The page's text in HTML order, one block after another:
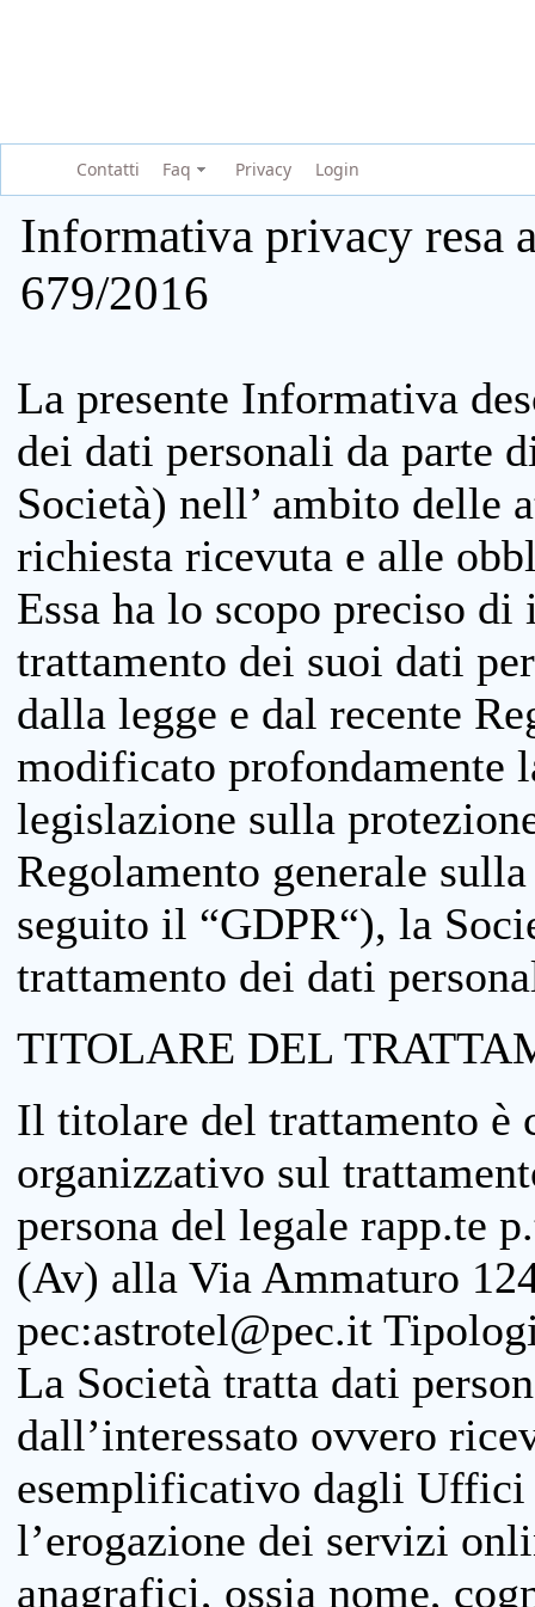
Contatti Faq Privacy Login
Informativa privacy resa
679/2016
La presente Informativa
dei dati personali da parte
Società) nell’ ambito delle
richiesta ricevuta e alle
Essa ha lo scopo preciso
trattamento dei suoi dati
dalla legge e dal recente
modificato profondamente
legislazione sulla
Regolamento generale
seguito il “GDPR“), la
trattamento dei dati
TITOLARE DEL
Il titolare del trattamento è
organizzativo sul
persona del legale rapp.te
(Av) alla Via Ammaturo
pec:astrotel@pec.it
La Società tratta dati
dall’interessato ovvero
esemplificativo dagli
l’erogazione dei servizi
anagrafici, ossia nome,